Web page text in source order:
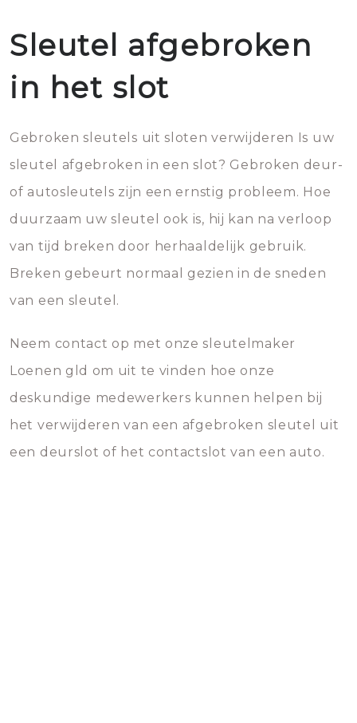
Sleutel afgebroken
in het slot
Gebroken sleutels uit sloten verwijderen Is uw
sleutel afgebroken in een slot? Gebroken deur-
of autosleutels zijn een ernstig probleem. Hoe
duurzaam uw sleutel ook is, hij kan na verloop
van tijd breken door herhaaldelijk gebruik.
Breken gebeurt normaal gezien in de sneden
van een sleutel.
Neem contact op met onze sleutelmaker
Loenen gld om uit te vinden hoe onze
deskundige medewerkers kunnen helpen bij
het verwijderen van een afgebroken sleutel uit
een deurslot of het contactslot van een auto.